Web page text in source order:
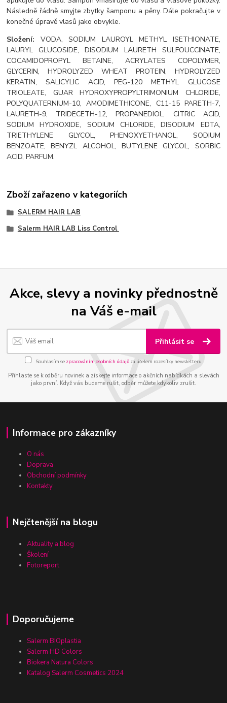
Následně řádně smyjte zbytky šamponu a pěny. Dále pokračujte v
konečné úpravě vlasů jako obvykle.
Složení: VODA, SODIUM LAUROYL METHYL ISETHIONATE,
LAURYL GLUCOSIDE, DISODIUM LAURETH SULFOUCCINATE,
COCAMIDOPROPYL BETAINE, ACRYLATES COPOLYMER,
GLYCERIN, HYDROLYZED WHEAT PROTEIN, HYDROLYZED
KERATIN, SALICYLIC ACID, PEG-120 METHYL GLUCOSE
TRIOLEATE, GUAR HYDROXYPROPYLTRIMONIUM CHLORIDE,
POLYQUATERNIUM-10, AMODIMETHICONE, C11-15 PARETH-7,
LAURETH-9, TRIDECETH-12, PROPANEDIOL, CITRIC ACID,
SODIUM HYDROXIDE, SODIUM CHLORIDE, DISODIUM EDTA,
TRIETHYLENE GLYCOL, PHENOXYETHANOL, SODIUM
BENZOATE, BENYZL ALCOHOL, BUTYLENE GLYCOL, SORBIC
ACID, PARFUM.
Zboží zařazeno v kategoriích
SALERM HAIR LAB
Salerm HAIR LAB Liss Control
Akce, slevy a novinky přednostně
na Váš e-mail
Přihlásit se
Souhlasím se zpracováním osobních údajůza účelem rozesílky newsletteru.
Přihlaste se k odběru novinek a získejte informace o akčních nabídkách a slevách
jako první. Když vás budeme rušit, odběr můžete kdykoliv zrušit.
Informace pro zákazníky
O nás
Doprava
Obchodní podmínky
Kontakty
Nejčtenější na blogu
Aktuality a blog
Školení
Fotoreport
Doporučujeme
Salerm BIOplastia
Salerm HD Colors
Biokera Natura Colors
Katalog Salerm Cosmetics 2024